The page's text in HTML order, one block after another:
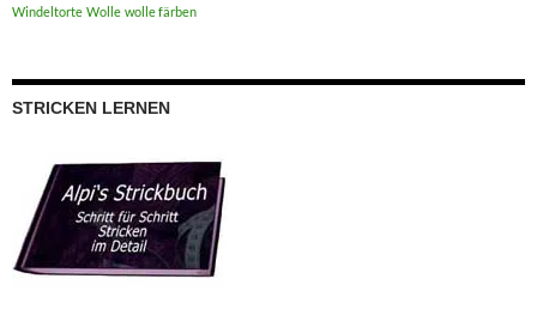
Windeltorte Wolle wolle färben
STRICKEN LERNEN